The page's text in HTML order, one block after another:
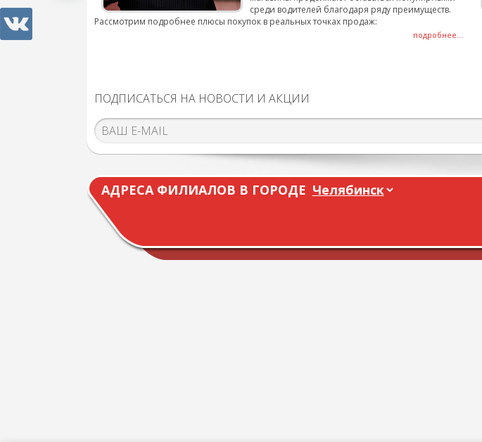
среди водителей благодаря ряду преимуществ.
Рассмотрим подробнее плюсы покупок в реальных точках продаж:
подробнее...
ПОДПИСАТЬСЯ НА НОВОСТИ И АКЦИИ
АДРЕСА ФИЛИАЛОВ В ГОРОДЕ